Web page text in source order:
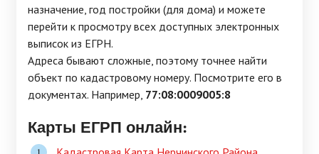
назначение, год постройки (для дома) и можете
перейти к просмотру всех доступных электронных
выписок из ЕГРН.
Адреса бывают сложные, поэтому точнее найти
объект по кадастровому номеру. Посмотрите его в
документах. Например, 77:08:0009005:8
Карты ЕГРП онлайн: